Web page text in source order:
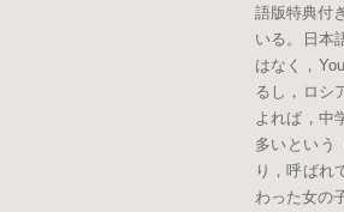
語版特典付
いる。日本
はなく，
るし，ロシ
よれば，中
多いという
り，呼ばれ
わった女の